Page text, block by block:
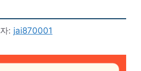
: jai870001